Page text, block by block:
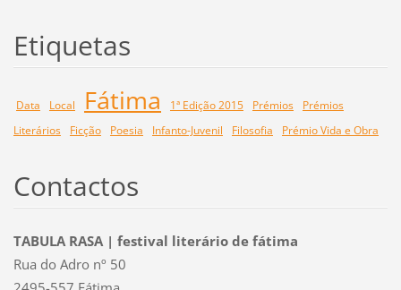
Etiquetas
Data Local Fátima 1ª Edição 2015 Prémios
Prémios
Literários
Ficção Poesia Infanto-Juvenil Filosofia Prémio Vida e Obra
Contactos
TABULA RASA | festival literário de fátima
Rua do Adro nº 50